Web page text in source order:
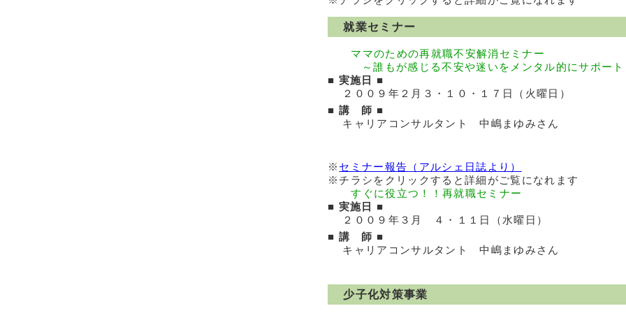
就業セミナー
ママのための再就職不安解消セミナー
～誰もが感じる不安や迷いをメンタル的にサポート
■ 実施日 ■
２００９年２月３・１０・１７日（火曜日）
■ 講 師 ■
キャリアコンサルタント 中嶋まゆみさん
※ セミナー報告（アルシェ日誌より）
※チラシをクリックすると詳細がご覧になれます
すぐに役立つ！！再就職セミナー
■ 実施日 ■
２００９年３月 ４・１１日（水曜日）
■ 講 師 ■
キャリアコンサルタント 中嶋まゆみさん
少子化対策事業